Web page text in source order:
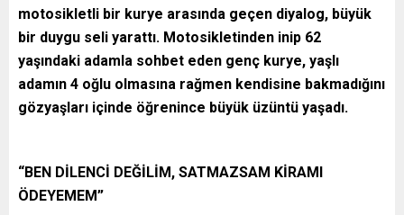
motosikletli bir kurye arasında geçen diyalog, büyük
bir duygu seli yarattı. Motosikletinden inip 62
yaşındaki adamla sohbet eden genç kurye, yaşlı
adamın 4 oğlu olmasına rağmen kendisine bakmadığını
gözyaşları içinde öğrenince büyük üzüntü yaşadı.
“BEN DİLENCİ DEĞİLİM, SATMAZSAM KİRAMI
ÖDEYEMEM”